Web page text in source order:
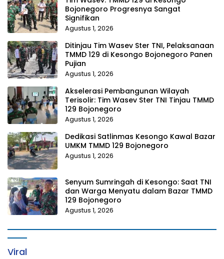
Bojonegoro Progresnya Sangat
Signifikan
Agustus 1, 2026
Ditinjau Tim Wasev Ster TNI, Pelaksanaan
TMMD 129 di Kesongo Bojonegoro Panen
Pujian
Agustus 1, 2026
Akselerasi Pembangunan Wilayah
Terisolir: Tim Wasev Ster TNI Tinjau TMMD
129 Bojonegoro
Agustus 1, 2026
Dedikasi Satlinmas Kesongo Kawal Bazar
UMKM TMMD 129 Bojonegoro
Agustus 1, 2026
Senyum Sumringah di Kesongo: Saat TNI
dan Warga Menyatu dalam Bazar TMMD
129 Bojonegoro
Agustus 1, 2026
Viral